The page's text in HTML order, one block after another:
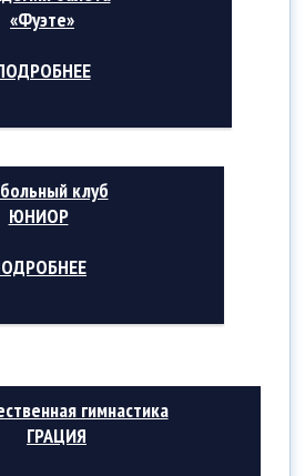
«Фуэте»
клуб
ЮНИОР
гимнастика
ГРАЦИЯ